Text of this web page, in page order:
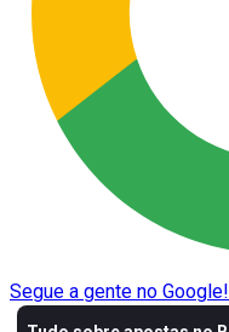
Segue a gente no Google!